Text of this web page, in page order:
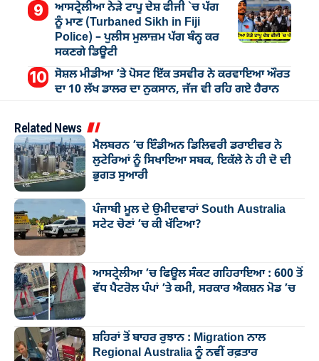
ਆਸਟ੍ਰੇਲੀਆ ਨੇੜੇ ਟਾਪੂ ਦੇਸ਼ ਫੀਜੀ `ਚ ਪੱਗ
ਨੂੰ ਮਾਣ (Turbaned Sikh in Fiji
Police) – ਪੁਲੀਸ ਮੁਲਾਜ਼ਮ ਪੱਗ ਬੰਨ੍ਹ ਕਰ
ਸਕਣਗੇ ਡਿਊਟੀ
ਸੋਸ਼ਲ ਮੀਡੀਆ ’ਤੇ ਪੋਸਟ ਇੱਕ ਤਸਵੀਰ ਨੇ ਕਰਵਾਇਆ ਔਰਤ
ਦਾ 10 ਲੱਖ ਡਾਲਰ ਦਾ ਨੁਕਸਾਨ, ਜੱਜ ਵੀ ਰਹਿ ਗਏ ਹੈਰਾਨ
Related News
ਮੈਲਬਰਨ ’ਚ ਇੰਡੀਅਨ ਡਿਲਿਵਰੀ ਡਰਾਈਵਰ ਨੇ
ਲੁਟੇਰਿਆਂ ਨੂੰ ਸਿਖਾਇਆ ਸਬਕ, ਇਕੱਲੇ ਨੇ ਹੀ ਦੋ ਦੀ
ਭੁਗਤ ਸੁਆਰੀ
ਪੰਜਾਬੀ ਮੂਲ ਦੇ ਉਮੀਦਵਾਰਾਂ South Australia
ਸਟੇਟ ਚੋਣਾਂ ’ਚ ਕੀ ਖੱਟਿਆ?
ਆਸਟ੍ਰੇਲੀਆ ’ਚ ਫਿਊਲ ਸੰਕਟ ਗਹਿਰਾਇਆ : 600 ਤੋਂ
ਵੱਧ ਪੈਟਰੋਲ ਪੰਪਾਂ ’ਤੇ ਕਮੀ, ਸਰਕਾਰ ਐਕਸ਼ਨ ਮੋਡ ’ਚ
ਸ਼ਹਿਰਾਂ ਤੋਂ ਬਾਹਰ ਰੁਝਾਨ : Migration ਨਾਲ
Regional Australia ਨੂੰ ਨਵੀਂ ਰਫ਼ਤਾਰ